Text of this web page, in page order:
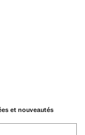
et nouveautés